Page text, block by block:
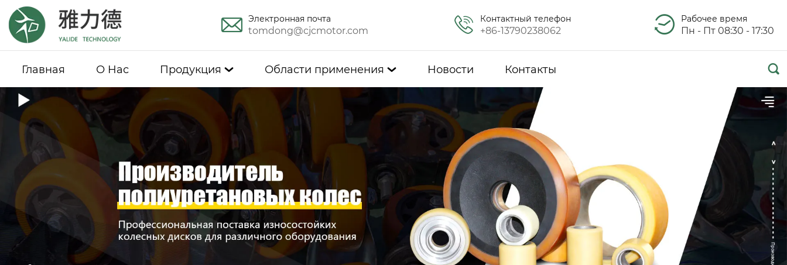
Электронная почта
tomdong@cjcmotor.com
Контактный телефон
+86-13790238062
Рабочее время
Пн - Пт 08:30 - 17:30
Главная О Hас Продукция  Области применения  Новости Контакты 